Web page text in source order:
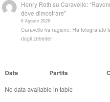
Henry Roth suCaravello:
deve dimostrare”
6 Agosto 2026
Caravello ha ragione. Ha fotografato
dagli zebedei!
Data Partita
No data available in table